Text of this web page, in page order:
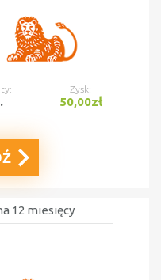
Zysk:
50,00zł
12 miesięcy